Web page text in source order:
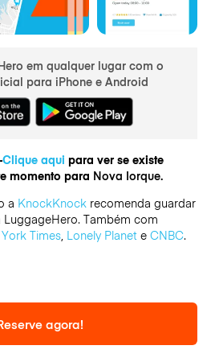
em qualquer lugar com o
para iPhone e Android
Clique aqui para ver se existe
momento para Nova Iorque.
a KnockKnockrecomenda guardar
Também com
Times, Lonely Planete CNBC.
agora!